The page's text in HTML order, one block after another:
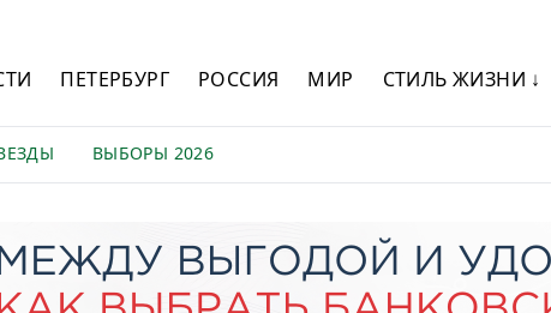
ПЕТЕРБУРГ РОССИЯ МИР СТИЛЬ ЖИЗНИ ↓
ВЫБОРЫ 2026